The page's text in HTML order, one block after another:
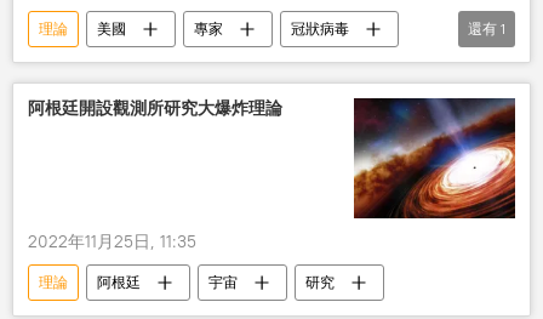
理論 美國 專家
冠狀病毒
洩漏
還有 1
阿根廷開設觀測所研究大爆炸理論
2022年11月25日, 11:35
理論 阿根廷 宇宙 研究